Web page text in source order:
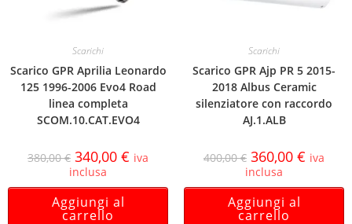
Scarichi
Scarico GPR Aprilia Leonardo
125 1996-2006 Evo4 Road
linea completa
SCOM.10.CAT.EVO4
380,00€ 340,00 € iva
inclusa
Aggiungi al
carrello
Scarichi
Scarico GPR Ajp PR 5 2015-
2018 Albus Ceramic
silenziatore con raccordo
AJ.1.ALB
400,00€ 360,00 € iva
inclusa
Aggiungi al
carrello